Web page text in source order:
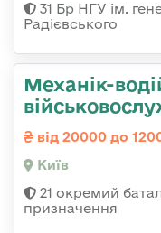
31 Бр НГУ ім.
Радієвського
Механік-
від 20000 до
Київ
21 окремий
призначення